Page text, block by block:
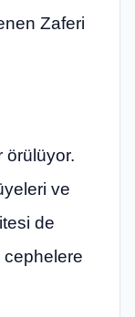
Zaferi
örülüyor.
ve
de
cephelere